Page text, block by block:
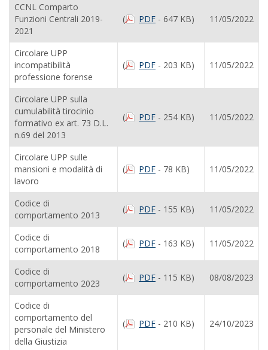
CCNL Comparto
Funzioni Centrali 2019-
2021
( PDF - 647 KB) 11/05/2022
Circolare UPP
incompatibilità
professione forense
( PDF - 203 KB) 11/05/2022
Circolare UPP sulla
cumulabilità tirocinio
formativo ex art. 73 D.L.
n.69 del 2013
( PDF - 254 KB) 11/05/2022
Circolare UPP sulle
mansioni e modalità di
lavoro
( PDF - 78 KB) 11/05/2022
Codice di
comportamento 2013
( PDF - 155 KB) 11/05/2022
Codice di
comportamento 2018
( PDF - 163 KB) 11/05/2022
Codice di
comportamento 2023
( PDF - 115 KB) 08/08/2023
Codice di
comportamento del
personale del Ministero
della Giustizia
( PDF - 210 KB) 24/10/2023